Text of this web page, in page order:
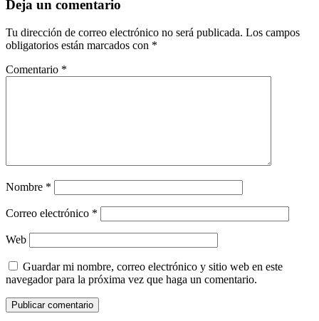
Deja un comentario
Tu dirección de correo electrónico no será publicada. Los campos
obligatorios están marcados con *
Comentario *
Nombre *
Correo electrónico *
Web
Guardar mi nombre, correo electrónico y sitio web en este
navegador para la próxima vez que haga un comentario.